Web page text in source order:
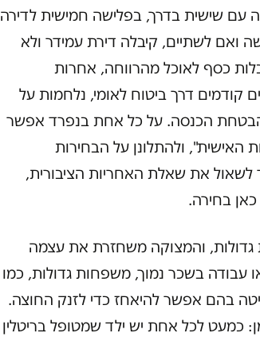
עם שישית בדרך, בפלישה חמישית לדירה
ואם לשתיים, קיבלה דירת עמידר ולא
כסף לאוכל מהרווחה, אחרות
קודמים דרך ביטוח לאומי, נלחמות על
הכנסה. על כל אחת בנפרד אפשר
ולהתלונן על הבחירות
לשאול את שאלת האחריות הציבורית,
בחירה.
גדולות, והמצוקה משחזרת את עצמה
עבודה בשכר נמוך, משפחות גדולות, כמו
בהם אפשר להיאחז כדי לזנק החוצה.
כמעט לכל אחת יש ילד שמטופל בריטלין